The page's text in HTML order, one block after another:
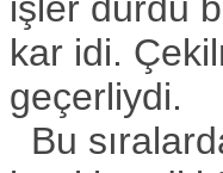
kar idi.
geçerliydi.
Bu